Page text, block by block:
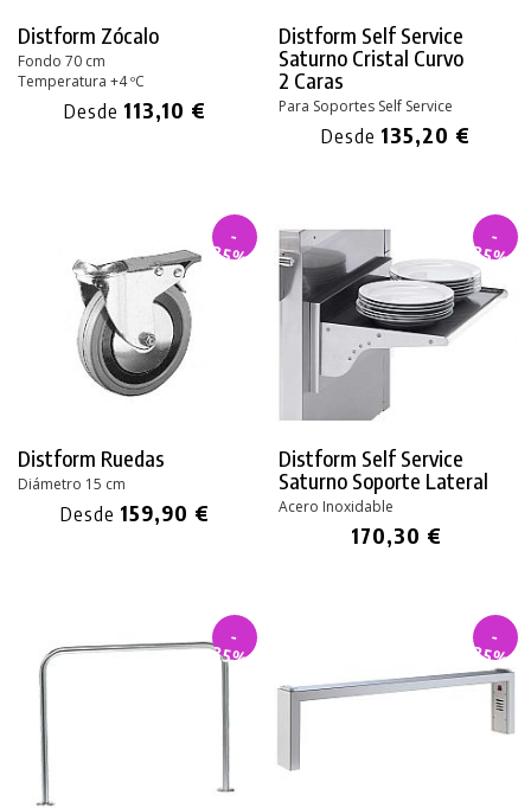
Distform Zócalo
Fondo 70 cm
Temperatura +4 ºC
Desde 113,10 €
Distform Self Service
Saturno Cristal Curvo
2 Caras
Para Soportes Self Service
Desde 135,20 €
-
35%
Distform Ruedas
Diámetro 15 cm
Desde 159,90 €
-
35%
Distform Self Service
Saturno Soporte Lateral
Acero Inoxidable
170,30 €
-
35%
-
35%